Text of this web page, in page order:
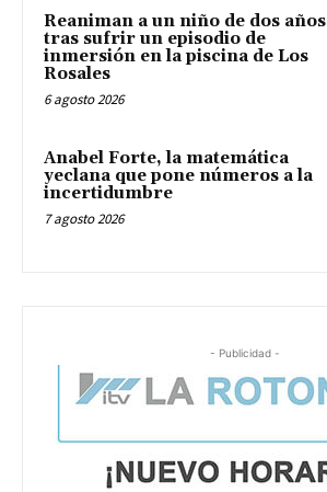
Reaniman a un niño de dos años
tras sufrir un episodio de
inmersión en la piscina de Los
Rosales
6 agosto 2026
Anabel Forte, la matemática
yeclana que pone números a la
incertidumbre
7 agosto 2026
- Publicidad -